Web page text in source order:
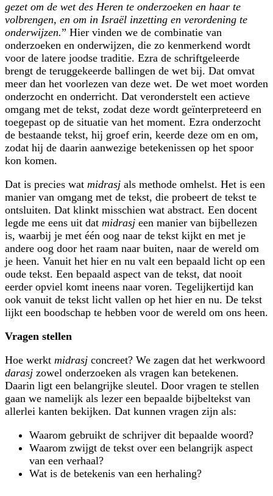
gezet om de wet des Heren te onderzoeken en haar te
volbrengen, en om in Israël inzetting en verordening te
onderwijzen.” Hier vinden we de combinatie van
onderzoeken en onderwijzen, die zo kenmerkend wordt
voor de latere joodse traditie. Ezra de schriftgeleerde
brengt de teruggekeerde ballingen de wet bij. Dat omvat
meer dan het voorlezen van deze wet. De wet moet worden
onderzocht en onderricht. Dat veronderstelt een actieve
omgang met de tekst, zodat deze wordt geïnterpreteerd en
toegepast op de situatie van het moment. Ezra onderzocht
de bestaande tekst, hij groef erin, keerde deze om en om,
zodat hij de daarin aanwezige betekenissen op het spoor
kon komen.
Dat is precies wat midrasj als methode omhelst. Het is een
manier van omgang met de tekst, die probeert de tekst te
ontsluiten. Dat klinkt misschien wat abstract. Een docent
legde me eens uit dat midrasj een manier van bijbellezen
is, waarbij je met één oog naar de tekst kijkt en met je
andere oog door het raam naar buiten, naar de wereld om
je heen. Vanuit het hier en nu valt een bepaald licht op een
oude tekst. Een bepaald aspect van de tekst, dat nooit
eerder opviel komt ineens naar voren. Tegelijkertijd kan
ook vanuit de tekst licht vallen op het hier en nu. De tekst
lijkt een boodschap te hebben voor de wereld om ons heen.
Vragen stellen
Hoe werkt midrasj concreet? We zagen dat het werkwoord
darasj zowel onder­zoeken als vragen kan betekenen.
Daarin ligt een belangrijke sleutel. Door vragen te stellen
gaan we namelijk als lezer een bepaalde bijbeltekst van
allerlei kanten bekijken. Dat kunnen vragen zijn als:
Waarom gebruikt de schrijver dit bepaalde woord?
Waarom zwijgt de tekst over een belangrijk aspect
van een verhaal?
Wat is de betekenis van een herhaling?